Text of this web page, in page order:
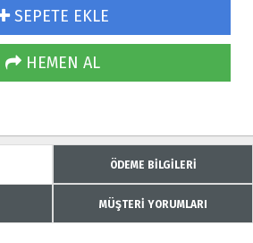
SEPETE EKLE
HEMEN AL
ÖDEME BİLGİLERİ
MÜŞTERİ YORUMLARI